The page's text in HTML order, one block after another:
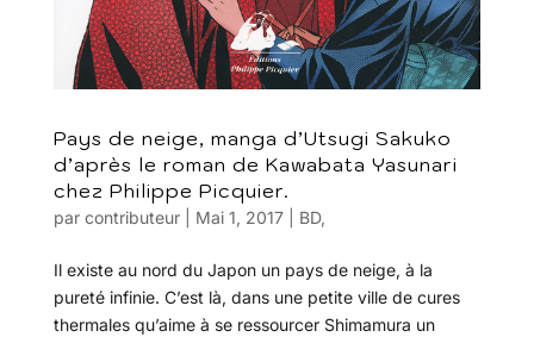
Pays de neige, manga d’Utsugi Sakuko
d’après le roman de Kawabata Yasunari
chez Philippe Picquier.
par contributeur| Mai 1, 2017| BD,
Il existe au nord du Japon un pays de neige, à la
pureté infinie. C’est là, dans une petite ville de cures
thermales qu’aime à se ressourcer Shimamura un